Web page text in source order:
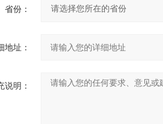
省份：
地址：
说明：